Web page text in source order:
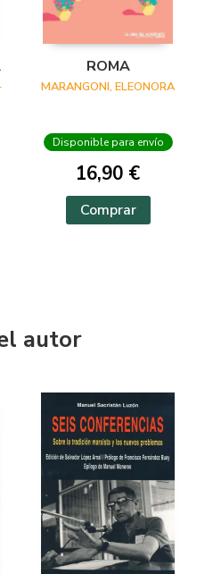
ROMA
MARANGONI, ELEONORA
Disponible para envío
16,90 €
Comprar
autor